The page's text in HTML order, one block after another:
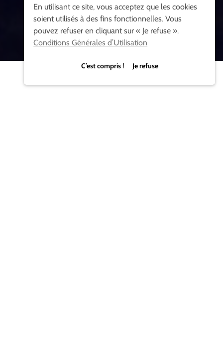
En utilisant ce site, vous acceptez que les cookies
soient utilisés à des fins fonctionnelles. Vous
pouvez refuser en cliquant sur « Je refuse ».
Conditions Générales d’Utilisation
C’est compris ! Je refuse